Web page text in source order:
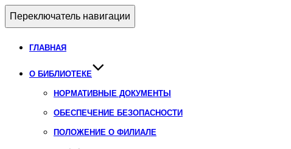
Переключатель навигации
ГЛАВНАЯ
О БИБЛИОТЕКЕ
НОРМАТИВНЫЕ ДОКУМЕНТЫ
ОБЕСПЕЧЕНИЕ БЕЗОПАСНОСТИ
ПОЛОЖЕНИЕ О ФИЛИАЛЕ